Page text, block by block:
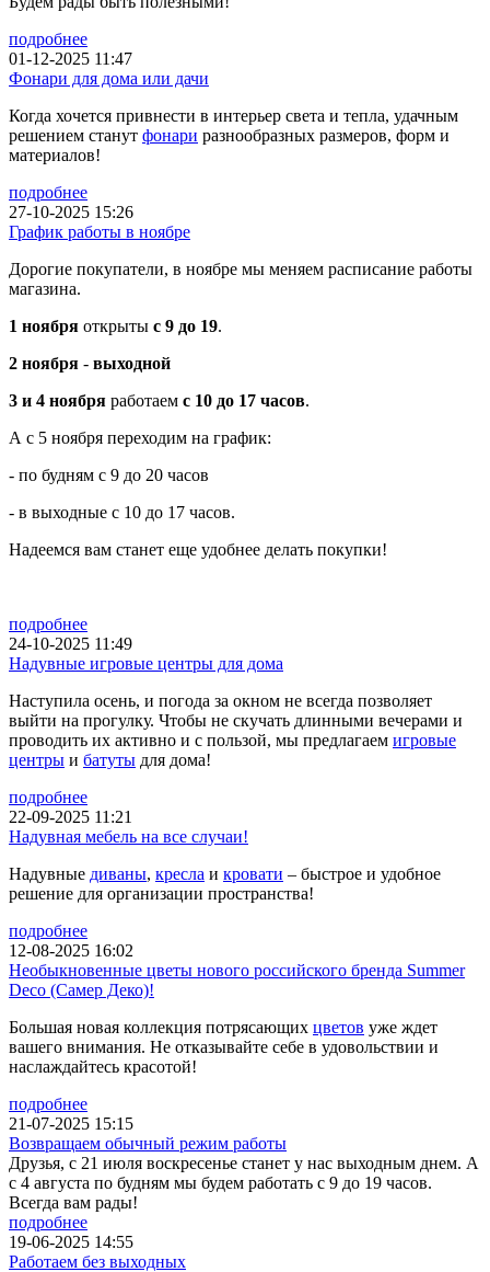
подробнее
01-12-2025 11:47
Фонари для дома или дачи
Когда хочется привнести в интерьер света и тепла, удачным
решением станут фонари разнообразных размеров, форм и
материалов!
подробнее
27-10-2025 15:26
График работы в ноябре
Дорогие покупатели, в ноябре мы меняем расписание работы
магазина.
1 ноября открыты с 9 до 19.
2 ноября - выходной
3 и 4 ноября работаем с 10 до 17 часов.
А с 5 ноября переходим на график:
- по будням с 9 до 20 часов
- в выходные с 10 до 17 часов.
Надеемся вам станет еще удобнее делать покупки!
подробнее
24-10-2025 11:49
Надувные игровые центры для дома
Наступила осень, и погода за окном не всегда позволяет
выйти на прогулку. Чтобы не скучать длинными вечерами и
проводить их активно и с пользой, мы предлагаем игровые
центры и батуты для дома!
подробнее
22-09-2025 11:21
Надувная мебель на все случаи!
Надувные диваны, кресла и кровати – быстрое и удобное
решение для организации пространства!
подробнее
12-08-2025 16:02
Необыкновенные цветы нового российского бренда Summer
Deco (Самер Деко)!
Большая новая коллекция потрясающих цветов уже ждет
вашего внимания. Не отказывайте себе в удовольствии и
наслаждайтесь красотой!
подробнее
21-07-2025 15:15
Возвращаем обычный режим работы
Друзья, с 21 июля воскресенье станет у нас выходным днем. А
с 4 августа по будням мы будем работать с 9 до 19 часов.
Всегда вам рады!
подробнее
19-06-2025 14:55
Работаем без выходных